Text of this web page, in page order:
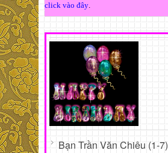
click vào đây.
Bạn Trần Văn Chiêu (1-7)